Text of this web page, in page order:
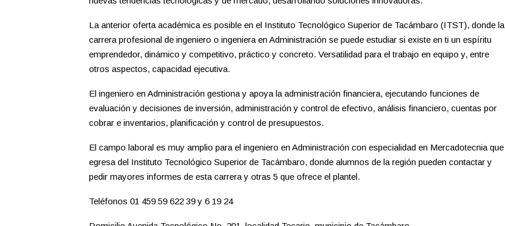
La anterior oferta académica es posible en el Instituto Tecnológico Superior de Tacámbaro (ITST), donde la
carrera profesional de ingeniero o ingeniera en Administración se puede estudiar si existe en ti un espíritu
emprendedor, dinámico y competitivo, práctico y concreto. Versatilidad para el trabajo en equipo y, entre
otros aspectos, capacidad ejecutiva.
El ingeniero en Administración gestiona y apoya la administración financiera, ejecutando funciones de
evaluación y decisiones de inversión, administración y control de efectivo, análisis financiero, cuentas por
cobrar e inventarios, planificación y control de presupuestos.
El campo laboral es muy amplio para el ingeniero en Administración con especialidad en Mercadotecnia que
egresa del Instituto Tecnológico Superior de Tacámbaro, donde alumnos de la región pueden contactar y
pedir mayores informes de esta carrera y otras 5 que ofrece el plantel.
Teléfonos 01 459 59 622 39 y 6 19 24